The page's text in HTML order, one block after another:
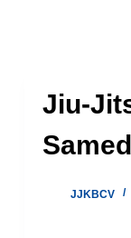
Jiu-
JJKBCV